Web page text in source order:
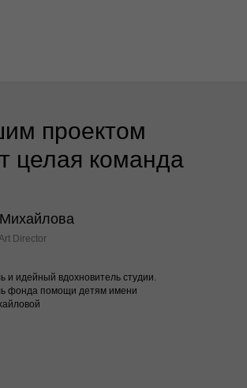
проектом
целая команда
Director
и идейный вдохновитель студии.
фонда помощи детям имени